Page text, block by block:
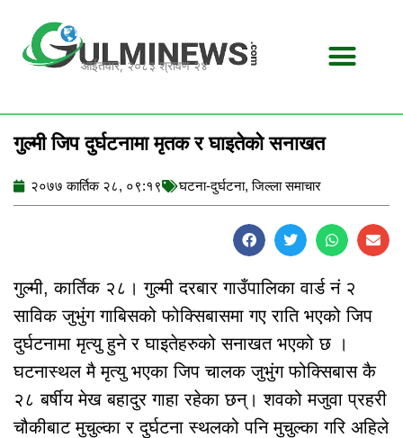
content
आईतवार, २०८३ श्रावण २४
गुल्मी जिप दुर्घटनामा मृतक र घाइतेको सनाखत
२०७७ कार्तिक २८, ०९:१९ घटना-दुर्घटना,जिल्ला समाचार
गुल्मी, कार्तिक २८। गुल्मी दरबार गाउँपालिका वार्ड नं २
साविक जुभुंग गाबिसको फोक्सिबासमा गए राति भएको जिप
दुर्घटनामा मृत्यु हुने र घाइतेहरुको सनाखत भएको छ ।
घटनास्थल मै मृत्यु भएका जिप चालक जुभुंग फोक्सिबास कै
२८ बर्षीय मेख बहादुर गाहा रहेका छन्। शवको मजुवा प्रहरी
चौकीबाट मुचुल्का र दुर्घटना स्थलको पनि मुचुल्का गरि अहिले